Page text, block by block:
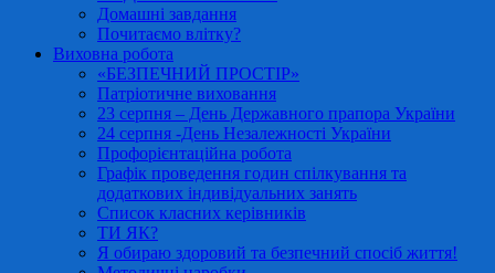
Домашні завдання
Почитаємо влітку?
Виховна робота
«БЕЗПЕЧНИЙ ПРОСТІР»
Патріотичне виховання
23 серпня – День Державного прапора України
24 серпня -День Незалежності України
Профорієнтаційна робота
Графік проведення годин спілкування та
додаткових індивідуальних занять
Список класних керівників
ТИ ЯК?
Я обираю здоровий та безпечний спосіб життя!